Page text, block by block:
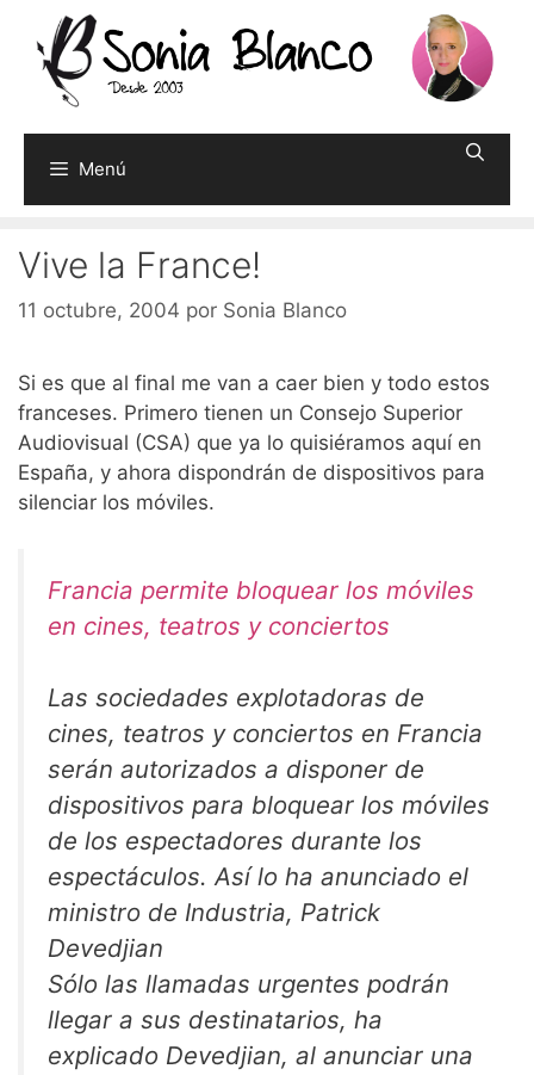
contenido
Menú
Vive la France!
11 octubre, 2004 por Sonia Blanco
Si es que al final me van a caer bien y todo estos
franceses. Primero tienen un Consejo Superior
Audiovisual (CSA) que ya lo quisiéramos aquí en
España, y ahora dispondrán de dispositivos para
silenciar los móviles.
Francia permite bloquear los móviles
en cines, teatros y conciertos
Las sociedades explotadoras de
cines, teatros y conciertos en Francia
serán autorizados a disponer de
dispositivos para bloquear los móviles
de los espectadores durante los
espectáculos. Así lo ha anunciado el
ministro de Industria, Patrick
Devedjian
Sólo las llamadas urgentes podrán
llegar a sus destinatarios, ha
explicado Devedjian, al anunciar una